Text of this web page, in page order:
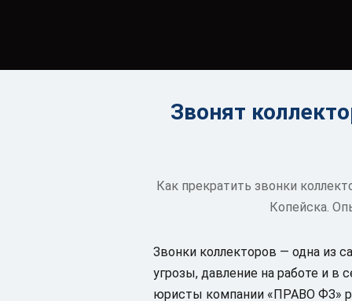
Звонят
Как прекратить звонки
Копейска.
Звонки коллекторов — одна из
угрозы, давление на работе и в
юристы компании «ПРАВО ФЗ»